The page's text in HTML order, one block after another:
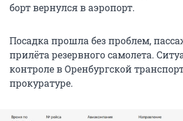
борт вернулся в аэропорт.
Посадка прошла без проблем,
прилёта резервного самолета.
контроле в Оренбургской
прокуратуре.